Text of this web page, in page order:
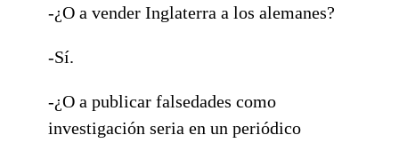
-¿O a vender Inglaterra a los alemanes?
-Sí.
-¿O a publicar falsedades como
investigación seria en un periódico